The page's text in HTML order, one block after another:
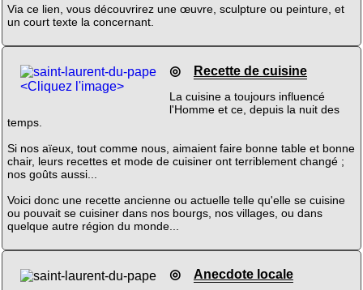
Via ce lien, vous découvrirez une œuvre, sculpture ou peinture, et
un court texte la concernant.
<Cliquez l'image>
◎ Recette de cuisine
La cuisine a toujours influencé
l'Homme et ce, depuis la nuit des
temps.
Si nos aïeux, tout comme nous, aimaient faire bonne table et bonne
chair, leurs recettes et mode de cuisiner ont terriblement changé ;
nos goûts aussi...
Voici donc une recette ancienne ou actuelle telle qu'elle se cuisine
ou pouvait se cuisiner dans nos bourgs, nos villages, ou dans
quelque autre région du monde...
◎ Anecdote locale